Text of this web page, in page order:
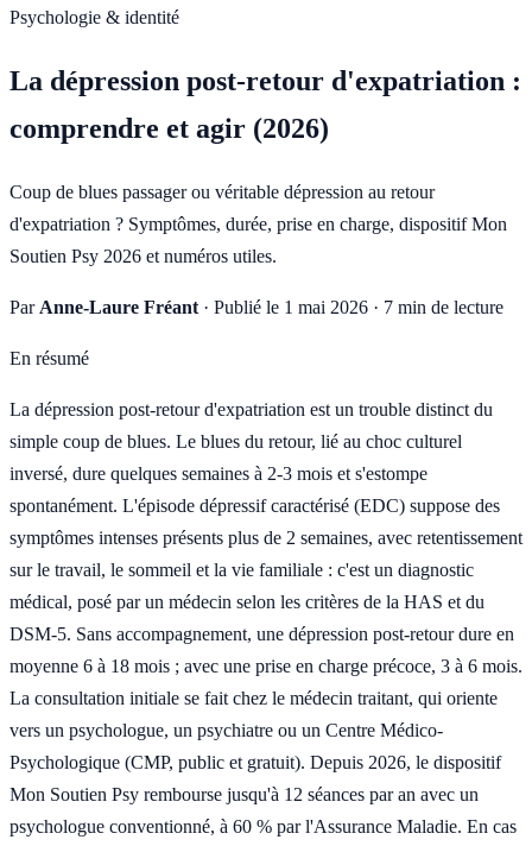
Psychologie & identité
La dépression post-retour d'expatriation :
comprendre et agir (2026)
Coup de blues passager ou véritable dépression au retour
d'expatriation ? Symptômes, durée, prise en charge, dispositif Mon
Soutien Psy 2026 et numéros utiles.
Par Anne-Laure Fréant · Publié le 1 mai 2026 · 7 min de lecture
En résumé
La dépression post-retour d'expatriation est un trouble distinct du
simple coup de blues. Le blues du retour, lié au choc culturel
inversé, dure quelques semaines à 2-3 mois et s'estompe
spontanément. L'épisode dépressif caractérisé (EDC) suppose des
symptômes intenses présents plus de 2 semaines, avec retentissement
sur le travail, le sommeil et la vie familiale : c'est un diagnostic
médical, posé par un médecin selon les critères de la HAS et du
DSM-5. Sans accompagnement, une dépression post-retour dure en
moyenne 6 à 18 mois ; avec une prise en charge précoce, 3 à 6 mois.
La consultation initiale se fait chez le médecin traitant, qui oriente
vers un psychologue, un psychiatre ou un Centre Médico-
Psychologique (CMP, public et gratuit). Depuis 2026, le dispositif
Mon Soutien Psy rembourse jusqu'à 12 séances par an avec un
psychologue conventionné, à 60 % par l'Assurance Maladie. En cas